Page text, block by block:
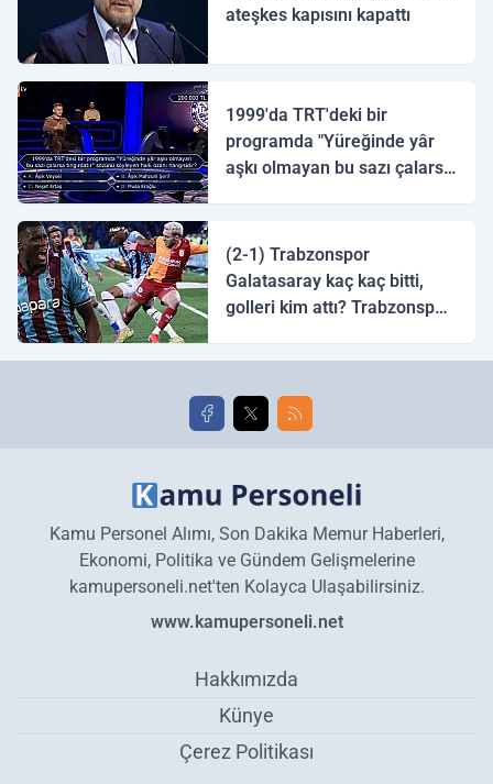
ateşkes kapısını kapattı
1999'da TRT'deki bir
programda "Yüreğinde yâr
aşkı olmayan bu sazı çalarsa
(2-1) Trabzonspor
Galatasaray kaç kaç bitti,
golleri kim attı? Trabzonspor
golleri!
Kamu Personel Alımı, Son Dakika Memur Haberleri,
Ekonomi, Politika ve Gündem Gelişmelerine
kamupersoneli.net'ten Kolayca Ulaşabilirsiniz.
www.kamupersoneli.net
Hakkımızda
Künye
Çerez Politikası